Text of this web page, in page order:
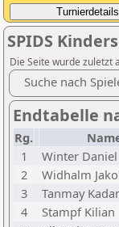
SPIDS
Die Seite wurde zuletzt
Suche nach
Endtabelle
Rg.
1
Winter Daniel
2
Widhalm
3
Tanmay
4
Stampf Kilian